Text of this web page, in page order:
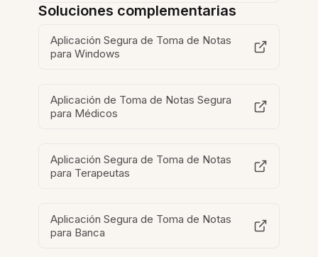
Soluciones complementarias
Aplicación Segura de Toma de Notas
para Windows
Aplicación de Toma de Notas Segura
para Médicos
Aplicación Segura de Toma de Notas
para Terapeutas
Aplicación Segura de Toma de Notas
para Banca